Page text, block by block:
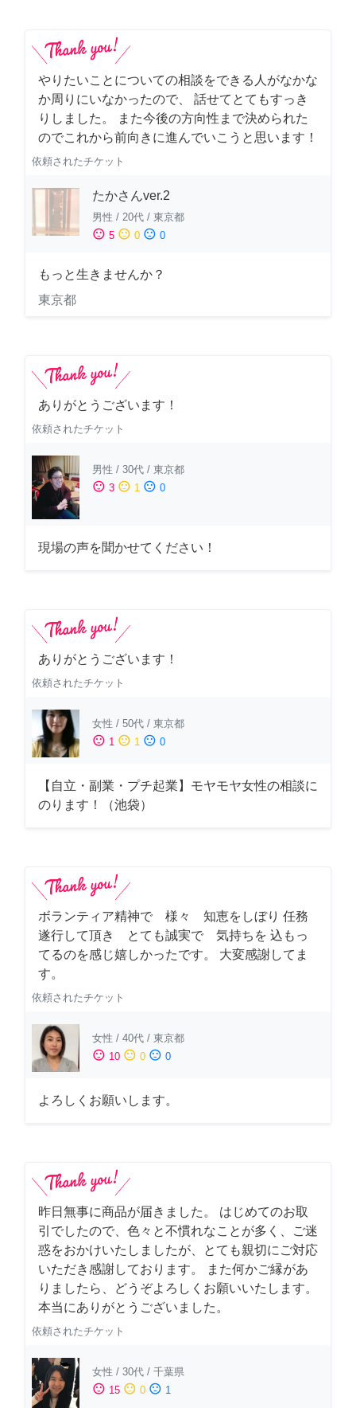
やりたいことについての相談をできる人がなかな
か周りにいなかったので、 話せてとてもすっき
りしました。 また今後の方向性まで決められた
のでこれから前向きに進んでいこうと思います！
依頼されたチケット
たかさんver.2
男性 / 20代 / 東京都
sentiment_satisfied 5 sentiment_neutral 0 sentiment_dissatisfied 0
もっと生きませんか？
東京都
ありがとうございます！
依頼されたチケット
男性 / 30代 / 東京都
sentiment_satisfied 3 sentiment_neutral 1 sentiment_dissatisfied 0
現場の声を聞かせてください！
ありがとうございます！
依頼されたチケット
女性 / 50代 / 東京都
sentiment_satisfied 1 sentiment_neutral 1 sentiment_dissatisfied 0
【自立・副業・プチ起業】モヤモヤ女性の相談に
のります！（池袋）
ボランティア精神で 様々 知恵をしぼり 任務
遂行して頂き とても誠実で 気持ちを 込もっ
てるのを感じ嬉しかったです。 大変感謝してま
す。
依頼されたチケット
女性 / 40代 / 東京都
sentiment_satisfied 10 sentiment_neutral 0 sentiment_dissatisfied 0
よろしくお願いします。
昨日無事に商品が届きました。 はじめてのお取
引でしたので、色々と不慣れなことが多く、ご迷
惑をおかけいたしましたが、とても親切にご対応
いただき感謝しております。 また何かご縁があ
りましたら、どうぞよろしくお願いいたします。
本当にありがとうございました。
依頼されたチケット
女性 / 30代 / 千葉県
sentiment_satisfied 15 sentiment_neutral 0 sentiment_dissatisfied 1